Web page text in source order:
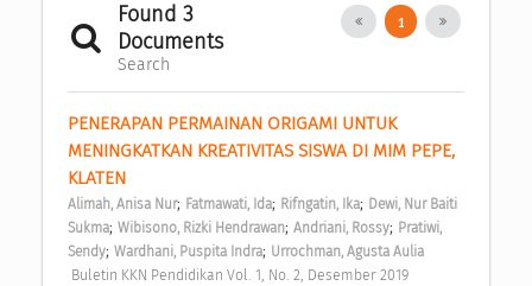
Found 3
Documents
Search
1
PENERAPAN PERMAINAN ORIGAMI UNTUK
MENINGKATKAN KREATIVITAS SISWA DI MIM PEPE,
KLATEN
Alimah, Anisa Nur; Fatmawati, Ida; Rifngatin, Ika; Dewi, Nur Baiti
Sukma; Wibisono, Rizki Hendrawan; Andriani, Rossy; Pratiwi,
Sendy; Wardhani, Puspita Indra; Urrochman, Agusta Aulia
Buletin KKN Pendidikan Vol. 1, No. 2, Desember 2019